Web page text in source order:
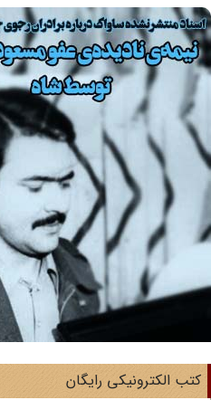
الکترونیکی رایگان